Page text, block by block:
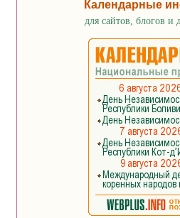
Календарные
для сайтов, блогов и